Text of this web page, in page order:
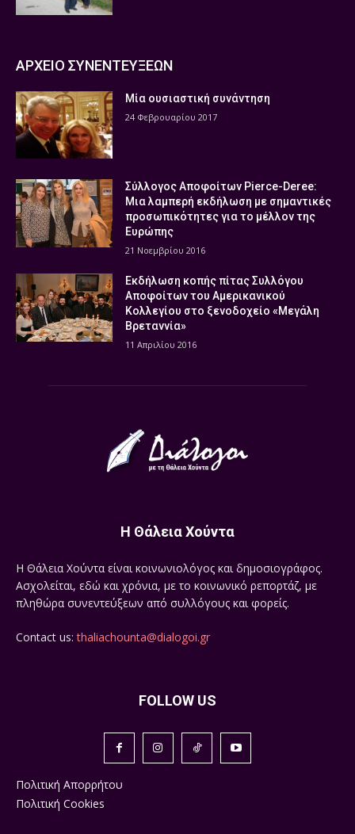
ΑΡΧΕΙΟ ΣΥΝΕΝΤΕΥΞΕΩΝ
Μία ουσιαστική συνάντηση
24 Φεβρουαρίου 2017
Σύλλογος Αποφοίτων Pierce-Deree:
Μια λαμπερή εκδήλωση με σημαντικές
προσωπικότητες για το μέλλον της
Ευρώπης
21 Νοεμβρίου 2016
Εκδήλωση κοπής πίτας Συλλόγου
Αποφοίτων του Αμερικανικού
Κολλεγίου στο ξενοδοχείο «Μεγάλη
Βρεταννία»
11 Απριλίου 2016
Η Θάλεια Χούντα
Η Θάλεια Χούντα είναι κοινωνιολόγος και δημοσιογράφος.
Ασχολείται, εδώ και χρόνια, με το κοινωνικό ρεπορτάζ, με
πληθώρα συνεντεύξεων από συλλόγους και φορείς.
Contact us:thaliachounta@dialogoi.gr
FOLLOW US
Πολιτική Απορρήτου
Πολιτική Cookies